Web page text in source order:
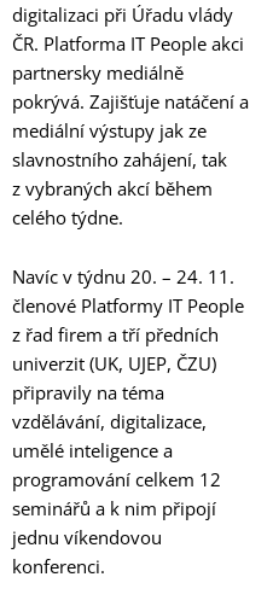
digitalizaci při Úřadu vlády
ČR. Platforma IT People akci
partnersky mediálně
pokrývá. Zajišťuje natáčení a
mediální výstupy jak ze
slavnostního zahájení, tak
z vybraných akcí během
celého týdne.
Navíc v týdnu 20. – 24. 11.
členové Platformy IT People
z řad firem a tří předních
univerzit (UK, UJEP, ČZU)
připravily na téma
vzdělávání, digitalizace,
umělé inteligence a
programování celkem 12
seminářů a k nim připojí
jednu víkendovou
konferenci.